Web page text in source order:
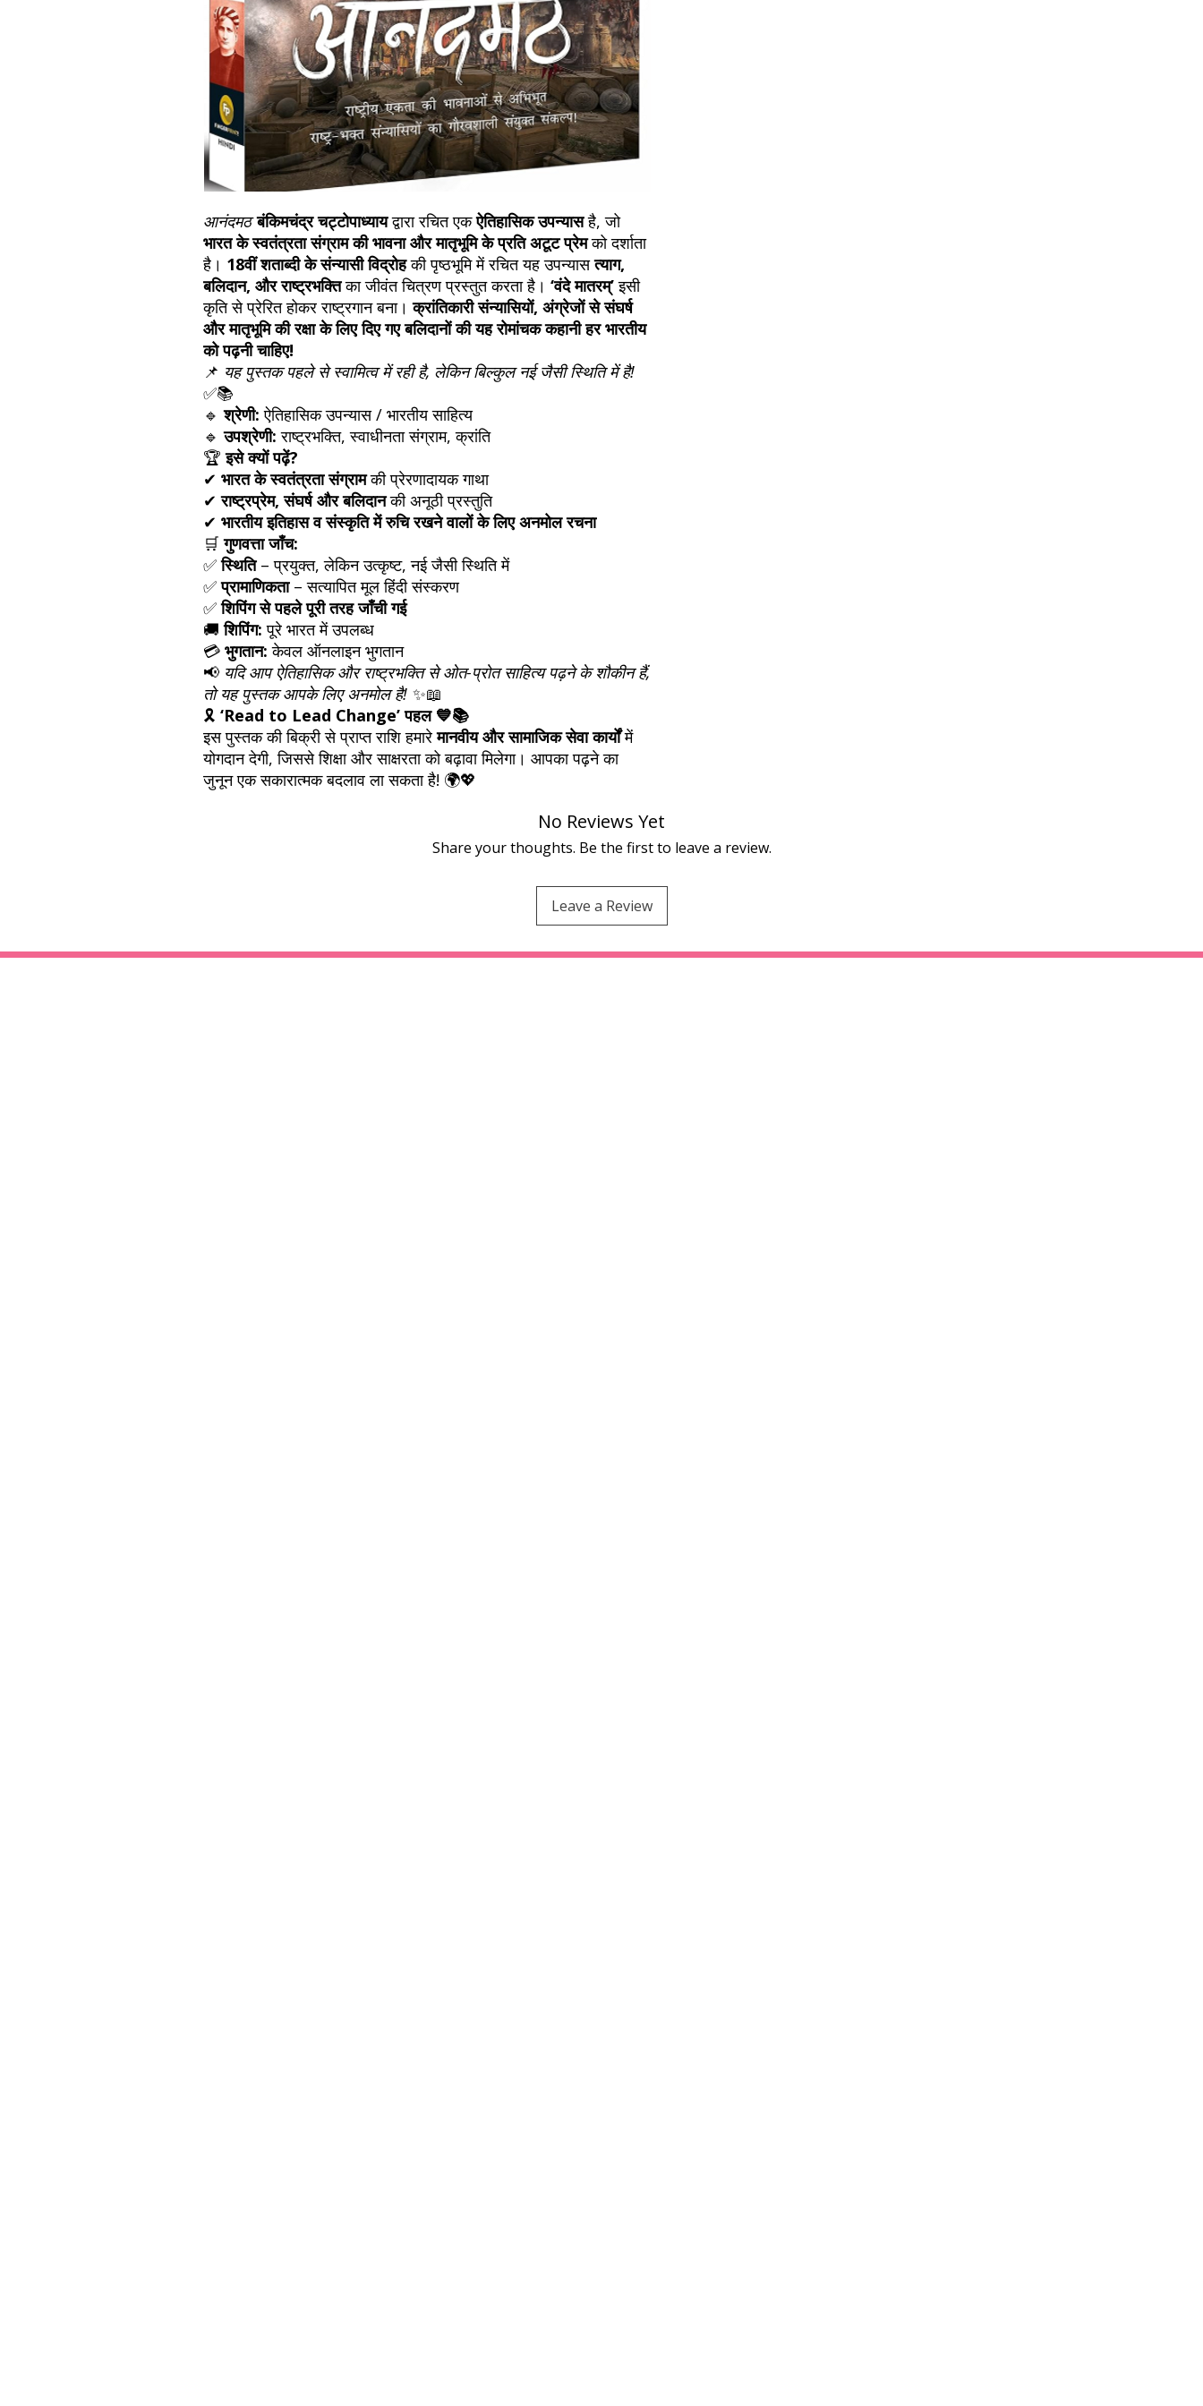
आनंदमठ बंकिमचंद्र चट्टोपाध्यायद्वारा रचित एकऐतिहासिक उपन्यासहै, जो
भारत के स्वतंत्रता संग्राम की भावना और मातृभूमि के प्रति अटूट प्रेमको दर्शाता
है। 18वीं शताब्दी के संन्यासी विद्रोहकी पृष्ठभूमि में रचित यह उपन्यासत्याग,
बलिदान, और राष्ट्रभक्तिका जीवंत चित्रण प्रस्तुत करता है। ‘वंदे मातरम्’इसी
कृति से प्रेरित होकर राष्ट्रगान बना।क्रांतिकारी संन्यासियों, अंग्रेजों से संघर्ष
और मातृभूमि की रक्षा के लिए दिए गए बलिदानों की यह रोमांचक कहानी हर भारतीय
को पढ़नी चाहिए!
📌 यह पुस्तक पहले से स्वामित्व में रही है, लेकिन बिल्कुल नई जैसी स्थिति में है!
✅📚
🔹श्रेणी: ऐतिहासिक उपन्यास / भारतीय साहित्य
🔹उपश्रेणी: राष्ट्रभक्ति, स्वाधीनता संग्राम, क्रांति
🏆इसे क्यों पढ़ें?
✔ भारत के स्वतंत्रता संग्रामकी प्रेरणादायक गाथा
✔राष्ट्रप्रेम, संघर्ष और बलिदानकी अनूठी प्रस्तुति
✔ भारतीय इतिहास व संस्कृति में रुचि रखने वालों के लिए अनमोल रचना
🛒गुणवत्ता जाँच:
✅स्थिति– प्रयुक्त, लेकिन उत्कृष्ट, नई जैसी स्थिति में
✅प्रामाणिकता– सत्यापित मूल हिंदी संस्करण
✅शिपिंग से पहले पूरी तरह जाँची गई
🚚शिपिंग: पूरे भारत में उपलब्ध
💳 भुगतान: केवल ऑनलाइन भुगतान
📢 यदि आप ऐतिहासिक और राष्ट्रभक्ति से ओत-प्रोत साहित्य पढ़ने के शौकीन हैं,
तो यह पुस्तक आपके लिए अनमोल है! ✨📖
🎗 ‘Read to Lead Change’ पहल 💙📚
इस पुस्तक की बिक्री से प्राप्त राशि हमारेमानवीय और सामाजिक सेवा कार्योंमें
योगदान देगी, जिससे शिक्षा और साक्षरता को बढ़ावा मिलेगा। आपका पढ़ने का
जुनून एक सकारात्मक बदलाव ला सकता है! 🌍💖
No Reviews Yet
Share your thoughts. Be the first to leave a review.
Leave a Review